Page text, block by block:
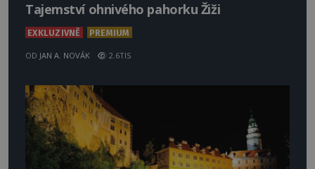
Tajemství ohnivého pahorku Žiži
EXKLUZIVNĚ PREMIUM
OD JAN A. NOVÁK 2.6TIS